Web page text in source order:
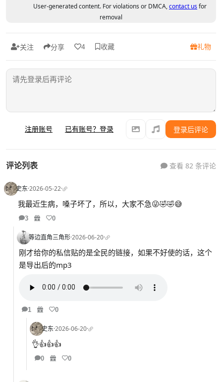
User-generated content. For violations or DMCA,contact usfor
removal
关注 分享 4 收藏 礼物
注册账号 已有账号？登录 登录后评论
评论列表 查看 82 条评论
史东·2026-05-22·
我最近生病，嗓子坏了，所以，大家不急😜🤣🤣😅
3 0
等边直角三角形·2026-06-20·
刚才给你的私信贴的是全民的链接，如果不好使的话，这个
是导出后的mp3
1 0
史东·2026-06-20·
👌👍👍👍
0 0